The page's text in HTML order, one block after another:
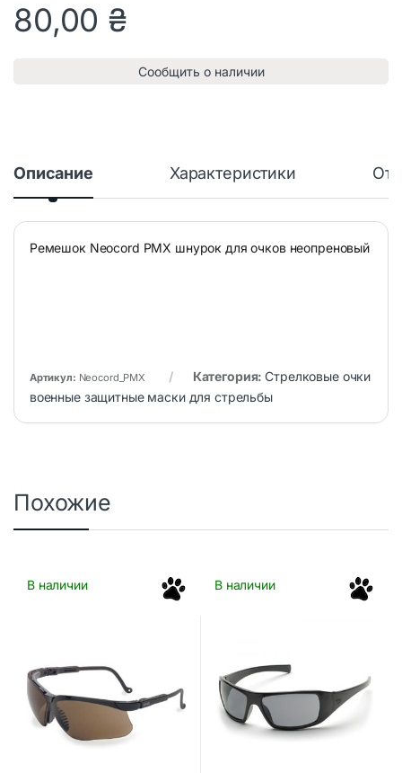
80,00 ₴
Сообщить о наличии
Описание Характеристики
Ремешок Neocord PMX шнурок для очков неопреновый
Артикул: Neocord_PMX Категория:Стрелковые очки
военные защитные маски для стрельбы
Похожие
В наличии В наличии